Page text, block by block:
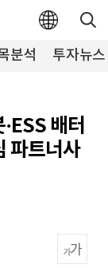
분석 투자뉴스
배터
파트너사